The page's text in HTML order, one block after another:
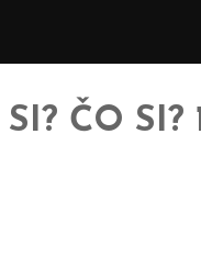
ČO SI?